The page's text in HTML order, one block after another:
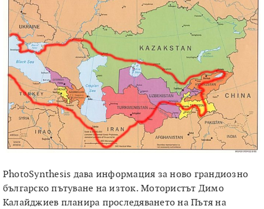
PhotoSynthesis дава информация за ново грандиозно
българско пътуване на изток. Мотористът Димо
Калайджиев планира проследяването на Пътя на